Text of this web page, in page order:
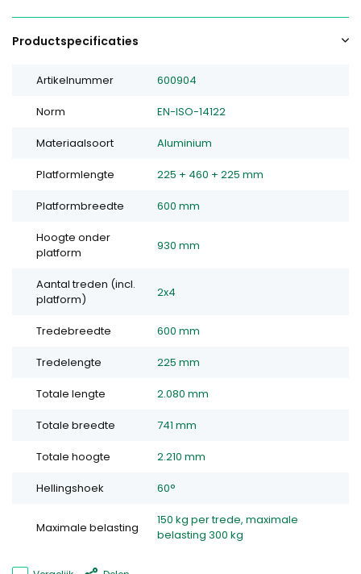
Productspecificaties
Artikelnummer 600904
Norm EN-ISO-14122
Materiaalsoort Aluminium
Platformlengte 225 + 460 + 225 mm
Platformbreedte 600 mm
Hoogte onder
platform
930 mm
Aantal treden (incl.
platform)
2x4
Tredebreedte 600 mm
Tredelengte 225 mm
Totale lengte 2.080 mm
Totale breedte 741 mm
Totale hoogte 2.210 mm
Hellingshoek 60°
Maximale belasting
150 kg per trede, maximale
belasting 300 kg